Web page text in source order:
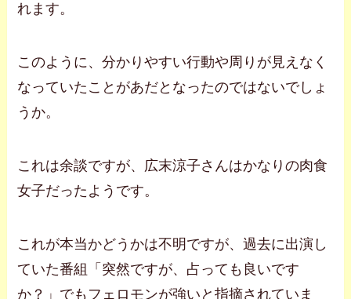
れます。
このように、分かりやすい行動や周りが見えなく
なっていたことがあだとなったのではないでしょ
うか。
これは余談ですが、広末涼子さんはかなりの肉食
女子だったようです。
これが本当かどうかは不明ですが、過去に出演し
ていた番組「突然ですが、占っても良いです
か？」でもフェロモンが強いと指摘されていま